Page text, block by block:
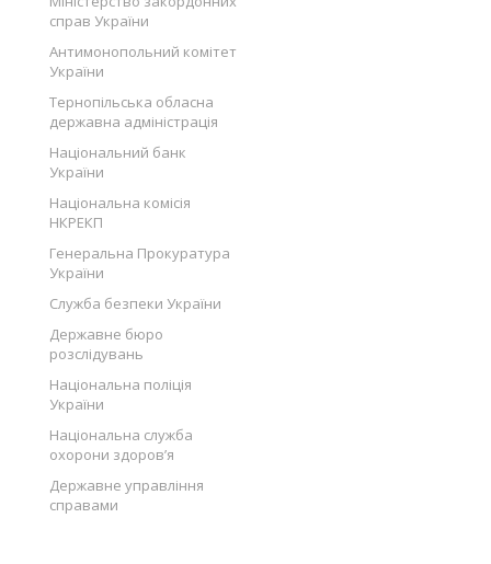
справ України
Антимонопольний комітет
України
Тернопільська обласна
державна адміністрація
Національний банк
України
Національна комісія
НКРЕКП
Генеральна Прокуратура
України
Служба безпеки України
Державне бюро
розслідувань
Національна поліція
України
Національна служба
охорони здоров’я
Державне управління
справами